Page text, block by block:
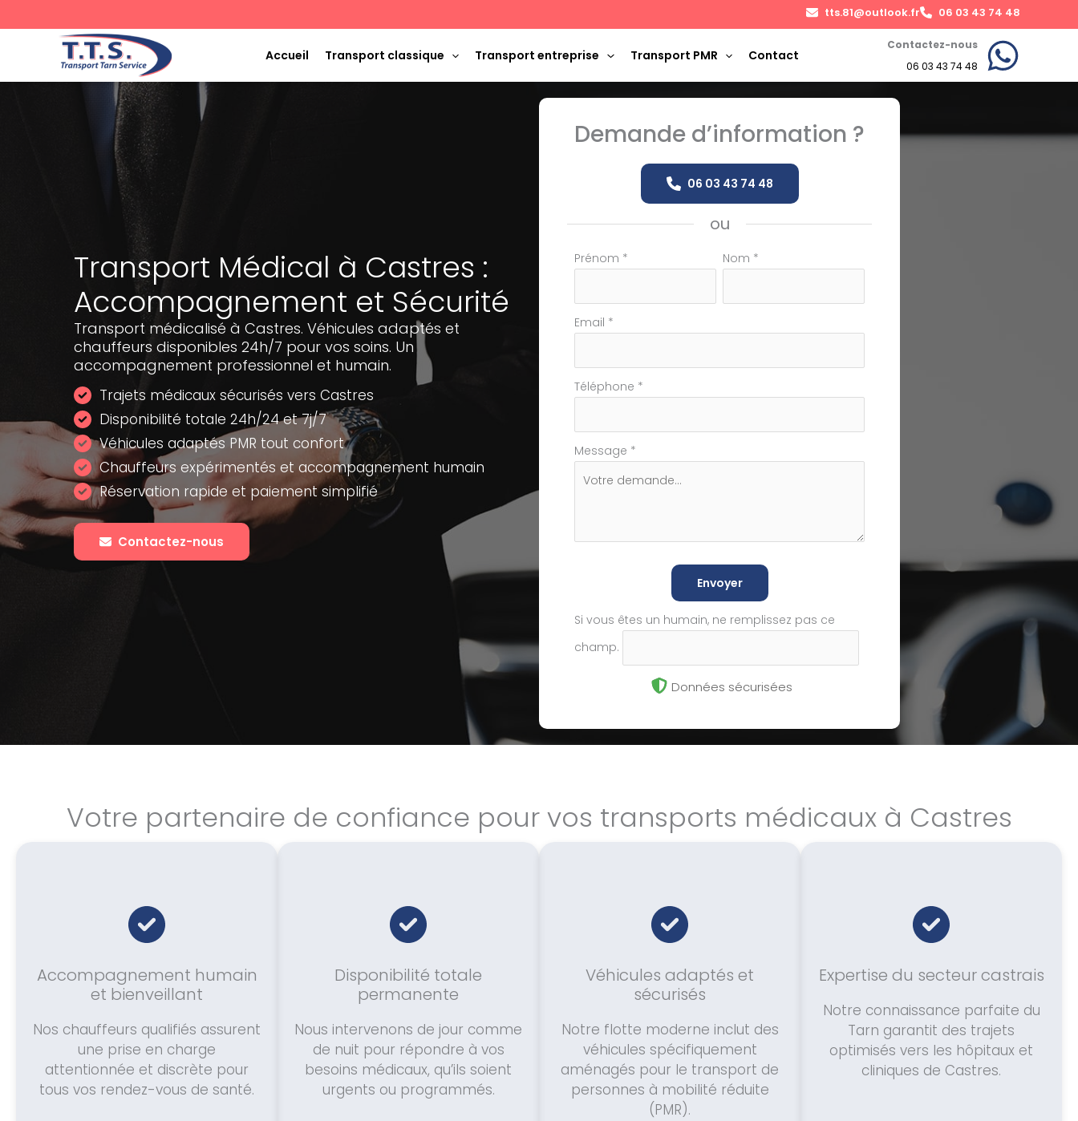
au
tts.81@outlook.fr 06 03 43 74 48
Accueil Transport classique Transport entreprise Transport PMR Contact
Contactez-nous
06 03 43 74 48
Transport Médical à Castres :
Accompagnement et Sécurité
Transport médicalisé à Castres. Véhicules adaptés et
chauffeurs disponibles 24h/7 pour vos soins. Un
accompagnement professionnel et humain.
Trajets médicaux sécurisés vers Castres
Disponibilité totale 24h/24 et 7j/7
Véhicules adaptés PMR tout confort
Chauffeurs expérimentés et accompagnement humain
Réservation rapide et paiement simplifié
Contactez-nous
Demande d’information ?
06 03 43 74 48
ou
Formulaire
téléphone
Prénom * Nom *
Email *
Téléphone *
Message *
Envoyer
Si vous êtes un humain, ne remplissez pas ce
champ.
Données sécurisées
Votre partenaire de confiance pour vos transports médicaux à Castres
Accompagnement humain
et bienveillant
Nos chauffeurs qualifiés assurent
une prise en charge
attentionnée et discrète pour
tous vos rendez-vous de santé.
Disponibilité totale
permanente
Nous intervenons de jour comme
de nuit pour répondre à vos
besoins médicaux, qu’ils soient
urgents ou programmés.
Véhicules adaptés et
sécurisés
Notre flotte moderne inclut des
véhicules spécifiquement
aménagés pour le transport de
personnes à mobilité réduite
(PMR).
Expertise du secteur castrais
Notre connaissance parfaite du
Tarn garantit des trajets
optimisés vers les hôpitaux et
cliniques de Castres.